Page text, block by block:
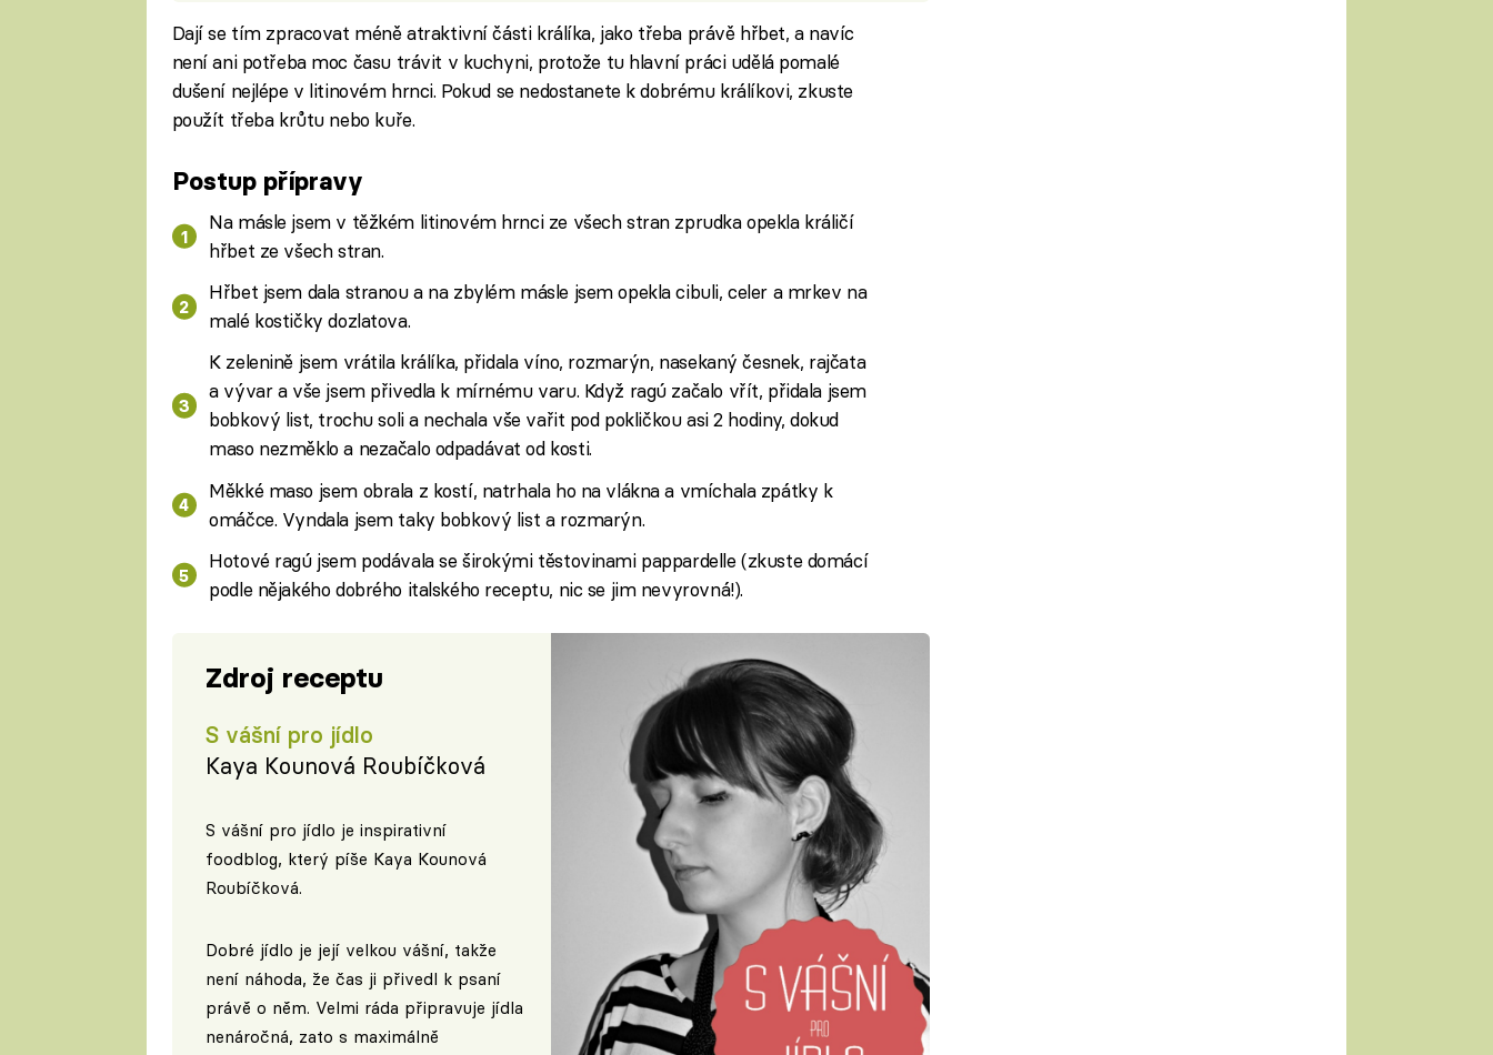
Dají se tím zpracovat méně atraktivní části králíka, jako třeba právě hřbet, a navíc
není ani potřeba moc času trávit v kuchyni, protože tu hlavní práci udělá pomalé
dušení nejlépe v litinovém hrnci. Pokud se nedostanete k dobrému králíkovi, zkuste
použít třeba krůtu nebo kuře.
Postup přípravy
Na másle jsem v těžkém litinovém hrnci ze všech stran zprudka opekla králičí
hřbet ze všech stran.
Hřbet jsem dala stranou a na zbylém másle jsem opekla cibuli, celer a mrkev na
malé kostičky dozlatova.
K zelenině jsem vrátila králíka, přidala víno, rozmarýn, nasekaný česnek, rajčata
a vývar a vše jsem přivedla k mírnému varu. Když ragú začalo vřít, přidala jsem
bobkový list, trochu soli a nechala vše vařit pod pokličkou asi 2 hodiny, dokud
maso nezměklo a nezačalo odpadávat od kosti.
Měkké maso jsem obrala z kostí, natrhala ho na vlákna a vmíchala zpátky k
omáčce. Vyndala jsem taky bobkový list a rozmarýn.
Hotové ragú jsem podávala se širokými těstovinami pappardelle (zkuste domácí
podle nějakého dobrého italského receptu, nic se jim nevyrovná!).
Zdroj receptu
S vášní pro jídlo
Kaya Kounová Roubíčková
S vášní pro jídlo je inspirativní
foodblog, který píše Kaya Kounová
Roubíčková.
Dobré jídlo je její velkou vášní, takže
není náhoda, že čas ji přivedl k psaní
právě o něm. Velmi ráda připravuje jídla
nenáročná, zato s maximálně